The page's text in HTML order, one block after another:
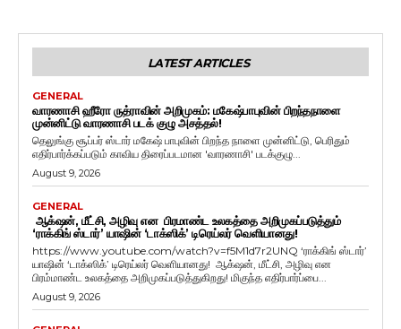
LATEST ARTICLES
GENERAL
வாரணாசி ஹீரோ ருத்ராவின் அறிமுகம்: மகேஷ்பாபுவின் பிறந்தநாளை
முன்னிட்டு வாரணாசி படக் குழு அசத்தல்!
தெலுங்கு சூப்பர் ஸ்டார் மகேஷ் பாபுவின் பிறந்த நாளை முன்னிட்டு, பெரிதும்
எதிர்பார்க்கப்படும் காவிய திரைப்படமான 'வாரணாசி' படக்குழு...
August 9, 2026
GENERAL
ஆக்‌ஷன், மீட்சி, அழிவு என பிரமாண்ட உலகத்தை அறிமுகப்படுத்தும்
‘ராக்கிங் ஸ்டார்’ யாஷின் ‘டாக்ஸிக்’ டிரெய்லர் வெளியானது!
https://www.youtube.com/watch?v=f5M1d7r2UNQ ‘ராக்கிங் ஸ்டார்’
யாஷின் ‘டாக்ஸிக்’ டிரெய்லர் வெளியானது! ஆக்‌ஷன், மீட்சி, அழிவு என
பிரம்மாண்ட உலகத்தை அறிமுகப்படுத்துகிறது! மிகுந்த எதிர்பார்ப்பை...
August 9, 2026